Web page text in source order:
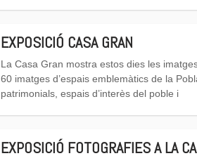
EXPOSICIÓ CASA GRAN
La Casa Gran mostra estos dies les
60 imatges d’espais emblemàtics de la
patrimonials, espais d’interès del poble i
EXPOSICIÓ FOTOGRAFIES A LA